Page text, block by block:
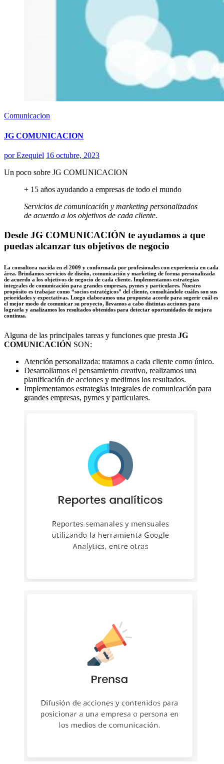
Comunicacion
JG COMUNICACION
porEzequiel 16 octubre, 2023
Un poco sobre JG COMUNICACION
+ 15 años ayudando a empresas de todo el mundo
Servicios de comunicación y marketing personalizados
de acuerdo a los objetivos de cada cliente.
Desde JG COMUNICACIÓN te ayudamos a que
puedas alcanzar tus objetivos de negocio
La consultora nacida en el 2009 y conformada por profesionales con experiencia en cada
área. Brindamos servicios de diseño, comunicación y marketing de forma personalizada
de acuerdo a los objetivos de negocio de cada cliente. Implementamos estrategias
integrales de comunicación para grandes empresas, pymes y particulares. Nuestro
propósito es trabajar como “socios estratégicos” del cliente, consultándole cuáles son sus
prioridades y expectativas. Luego elaboramos una propuesta acorde para sugerir cuál es
el mejor modo de comunicar su proyecto, llevamos a cabo distintas acciones para
lograrla y analizamos los resultados obtenidos para detectar oportunidades de mejora
continua.
Alguna de las principales tareas y funciones que presta JG
COMUNICACIÓN SON:
Atención personalizada: tratamos a cada cliente como único.
Desarrollamos el pensamiento creativo, realizamos una
planificación de acciones y medimos los resultados.
Implementamos estrategias integrales de comunicación para
grandes empresas, pymes y particulares.